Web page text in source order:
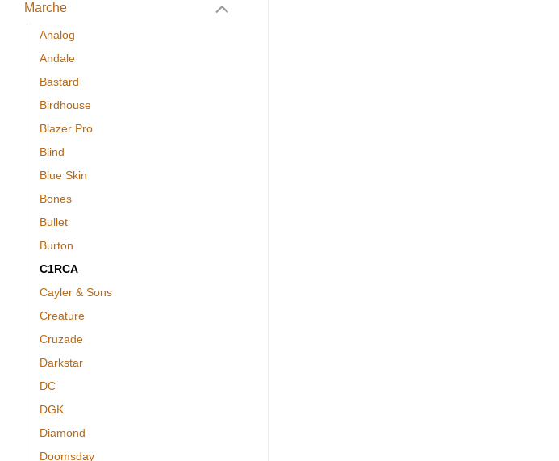
Marche
Analog
Andale
Bastard
Birdhouse
Blazer Pro
Blind
Blue Skin
Bones
Bullet
Burton
C1RCA
Cayler & Sons
Creature
Cruzade
Darkstar
DC
DGK
Diamond
Doomsday